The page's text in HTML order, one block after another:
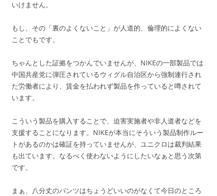
いけません。
もし、その「裏のよくないこと」が人道的、倫理的によくない
ことでもです。
ちゃんとした証拠をつかんでいませんが、NIKEの一部製品では
中国共産党に弾圧されているウィグル自治区から強制連行され
た労働者により、賃金を払われず製品を作っていると噂されて
います。
こういう製品を購入することで、迫害実施者や非人道者などを
支援することになります。NIKEが本当にそういう製品制作ルー
トがあるのかは確証を持っていませんが、ユニクロは裁判結果
も出ています。なるべく使わないようにしたいなぁと思う次第
です。
まぁ、八分丈のパンツはちょうどいいのがなくて今日のところ